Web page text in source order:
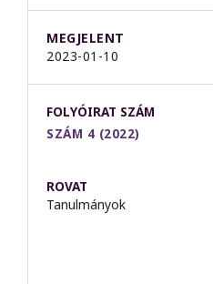
MEGJELENT
2023-01-10
FOLYÓIRAT SZÁM
SZÁM 4 (2022)
ROVAT
Tanulmányok